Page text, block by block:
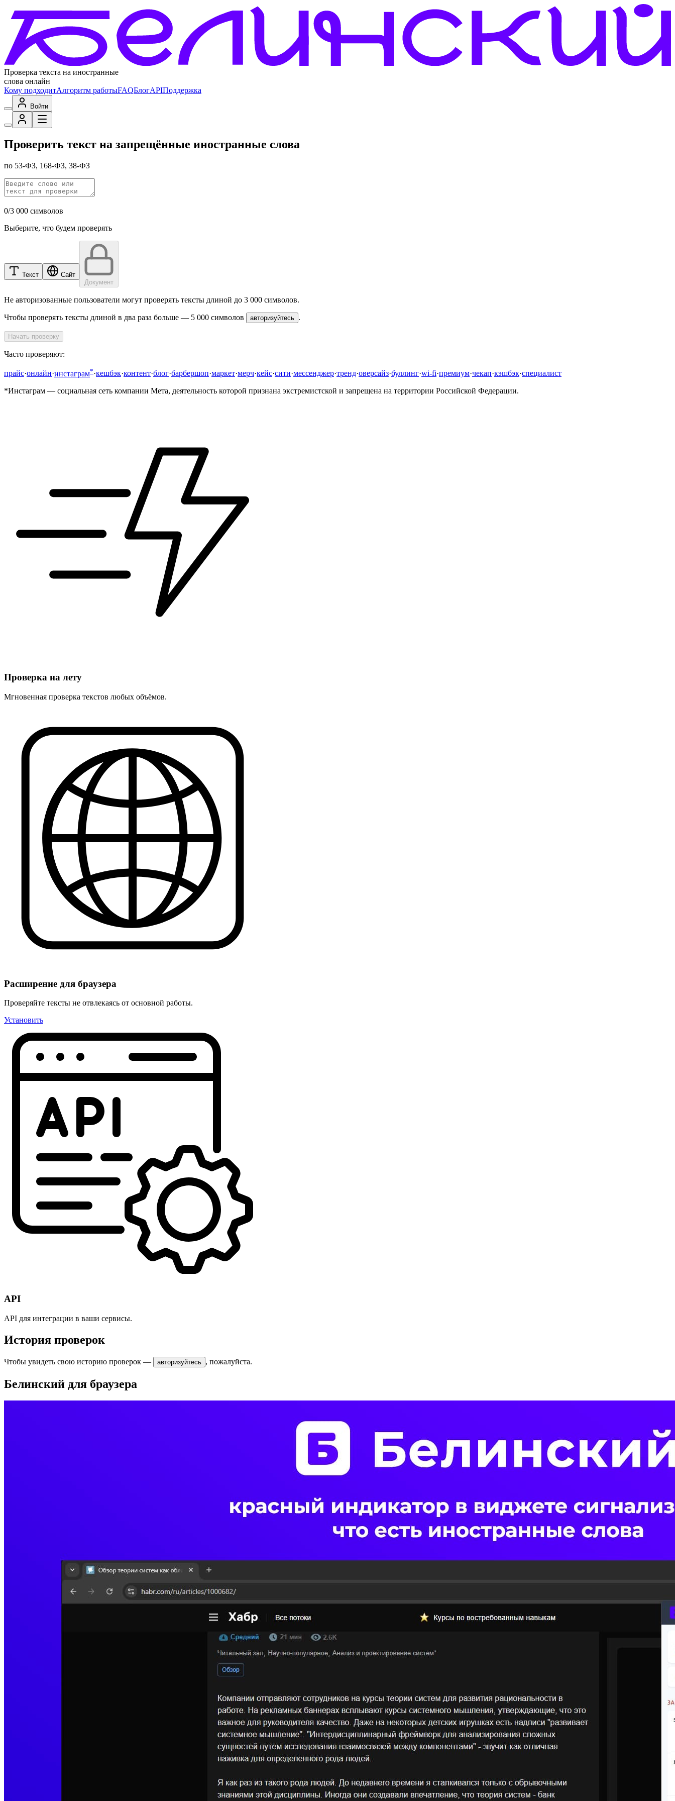
Проверка текста на иностранные
слова онлайн
Кому подходитАлгоритм работыFAQБлогAPIПоддержка
Войти
Проверить текст на запрещённые иностранные слова
по 53-ФЗ, 168-ФЗ, 38-ФЗ
0/3 000 символов
Выберите, что будем проверять
Текст
Сайт
Документ
Не авторизованные пользователи могут проверять тексты длиной до 3 000 символов.
Чтобы проверять тексты длиной в два раза больше — 5 000 символов авторизуйтесь .
Начать проверку
Часто проверяют:
прайс·онлайн·инстаграм*·кешбэк·контент·блог·барбершоп·маркет·мерч·кейс·сити·мессенджер·тренд·оверсайз·буллинг·wi-fi·премиум·чекап·кэшбэк·специалист
*Инстаграм — социальная сеть компании Мета, деятельность которой признана экстремистской и запрещена на территории Российской Федерации.
Проверка на лету
Мгновенная проверка текстов любых объёмов.
Расширение для браузера
Проверяйте тексты не отвлекаясь от основной работы.
Установить
API
API для интеграции в ваши сервисы.
История проверок
Чтобы увидеть свою историю проверок — авторизуйтесь , пожалуйста.
Белинский для браузера